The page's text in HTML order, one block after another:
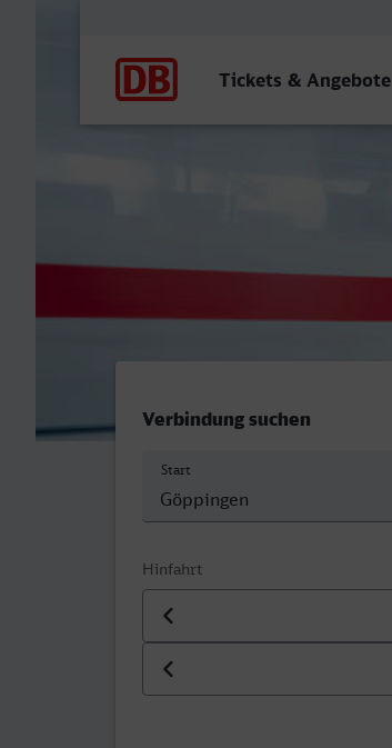
Tickets & Angebote
Verbindung suchen
Start
Hinfahrt
Datum der Hinfahrt
Uhrzeit der Hinfahrt